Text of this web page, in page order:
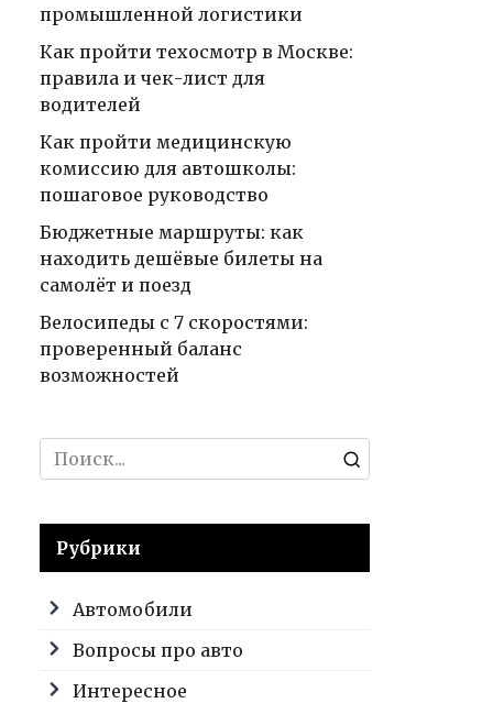
промышленной логистики
Как пройти техосмотр в Москве:
правила и чек-лист для
водителей
Как пройти медицинскую
комиссию для автошколы:
пошаговое руководство
Бюджетные маршруты: как
находить дешёвые билеты на
самолёт и поезд
Велосипеды с 7 скоростями:
проверенный баланс
возможностей
Search
for:
Рубрики
Автомобили
Вопросы про авто
Интересное